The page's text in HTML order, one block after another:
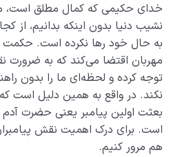
چیست؟
اصالت تخصص چیست؟ چرا رجوع
گیرترین اصل عقلی جهان است؟
متخصص امور انسانی کیست؟
نیازی مداوم دارد؟
شدن یا صیرورت انسان یعنی چه و
می‌شود؟
خدای حکیمی که کمال مطلق است،
نشیب دنیا بدون اینکه بدانیم، از
به حال خود رها نکرده است. حکمت
مهربان اقتضا می‌­کند که به ضرورت
توجه کرده و لحظه­‌ای ما را بدون
نکند. در واقع به همین دلیل است
بعثت اولین پیامبر یعنی حضرت
است. برای درک اهمیت نقش پیامبران
هم مرور کنیم.